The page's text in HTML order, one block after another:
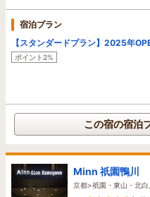
宿泊プラン
【スタンダードプラン】2025年
ポイント2%
この宿の宿泊
Minn 祇園鴨川
京都>祇園・東山・北白